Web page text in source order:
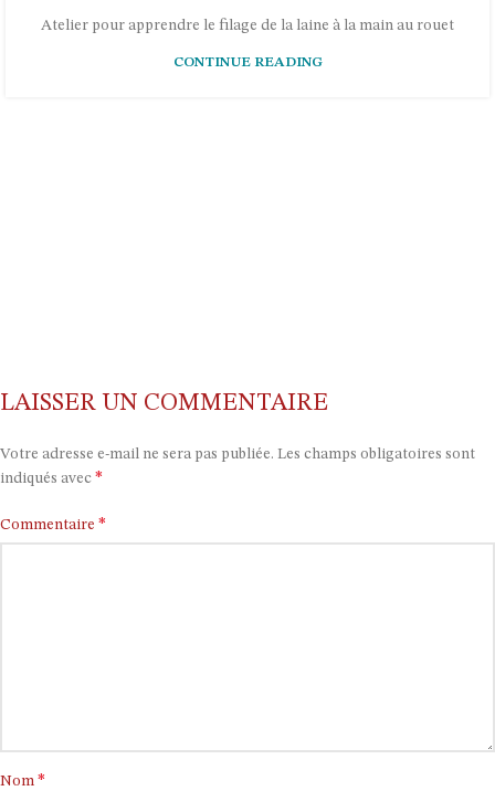
Atelier pour apprendre le filage de la laine à la main au rouet
CONTINUE READING
LAISSER UN COMMENTAIRE
Votre adresse e-mail ne sera pas publiée. Les champs obligatoires sont
indiqués avec *
Commentaire *
Nom *